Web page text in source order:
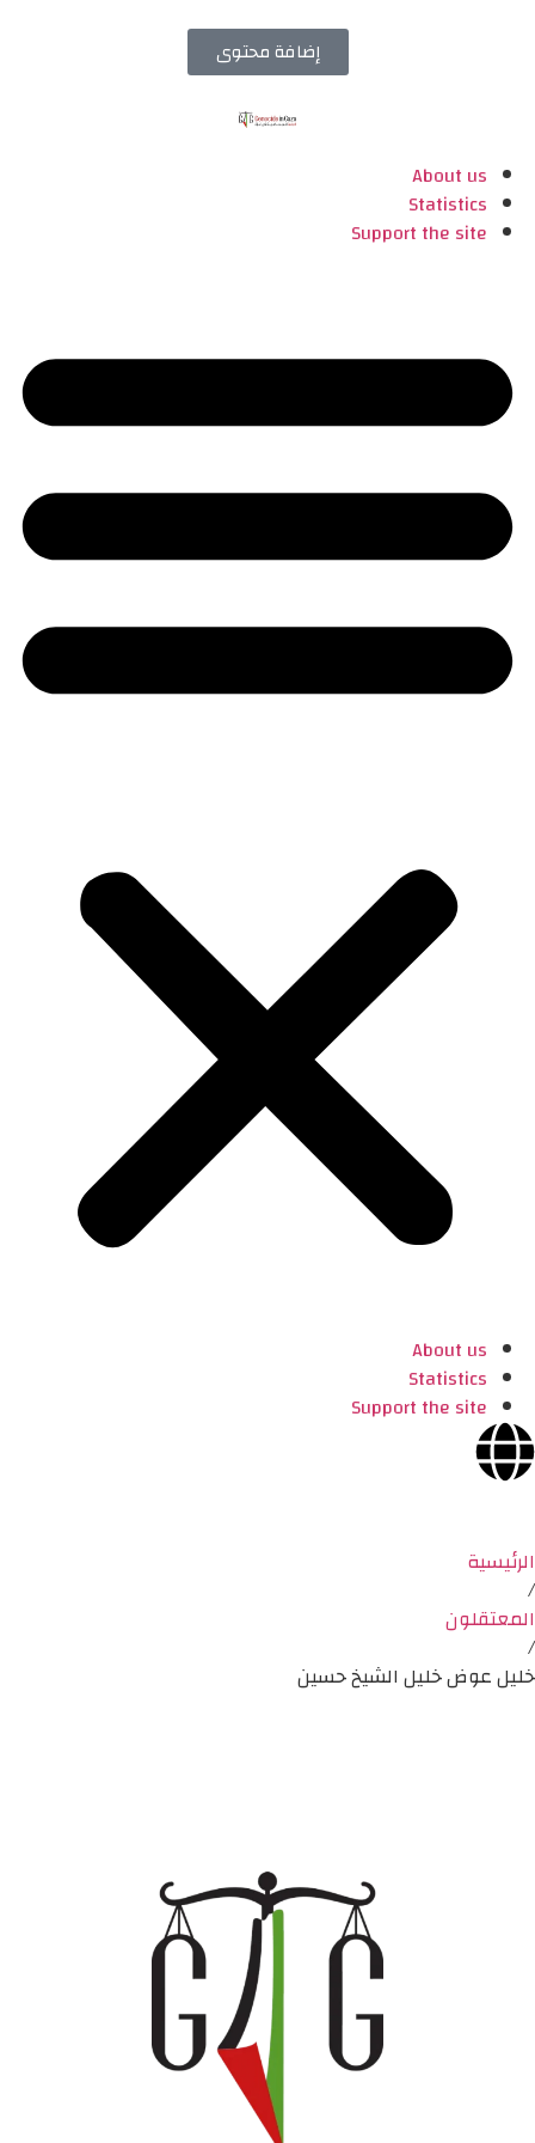
إضافة محتوى
About us
Statistics
Support the site
About us
Statistics
Support the site
الرئيسية
/
المعتقلون
/
خليل عوض خليل الشيخ حسين